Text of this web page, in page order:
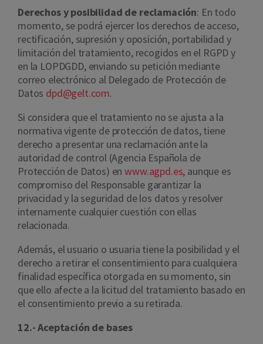
Derechos y posibilidad de reclamación: En todo
momento, se podrá ejercer los derechos de acceso,
rectificación, supresión y oposición, portabilidad y
limitación del tratamiento, recogidos en el RGPD y
en la LOPDGDD, enviando su petición mediante
correo electrónico al Delegado de Protección de
Datos dpd@gelt.com.
Si considera que el tratamiento no se ajusta a la
normativa vigente de protección de datos, tiene
derecho a presentar una reclamación ante la
autoridad de control (Agencia Española de
Protección de Datos) enwww.agpd.es, aunque es
compromiso del Responsable garantizar la
privacidad y la seguridad de los datos y resolver
internamente cualquier cuestión con ellas
relacionada.
Además, el usuario o usuaria tiene la posibilidad y el
derecho a retirar el consentimiento para cualquiera
finalidad específica otorgada en su momento, sin
que ello afecte a la licitud del tratamiento basado en
el consentimiento previo a su retirada.
12.- Aceptación de bases